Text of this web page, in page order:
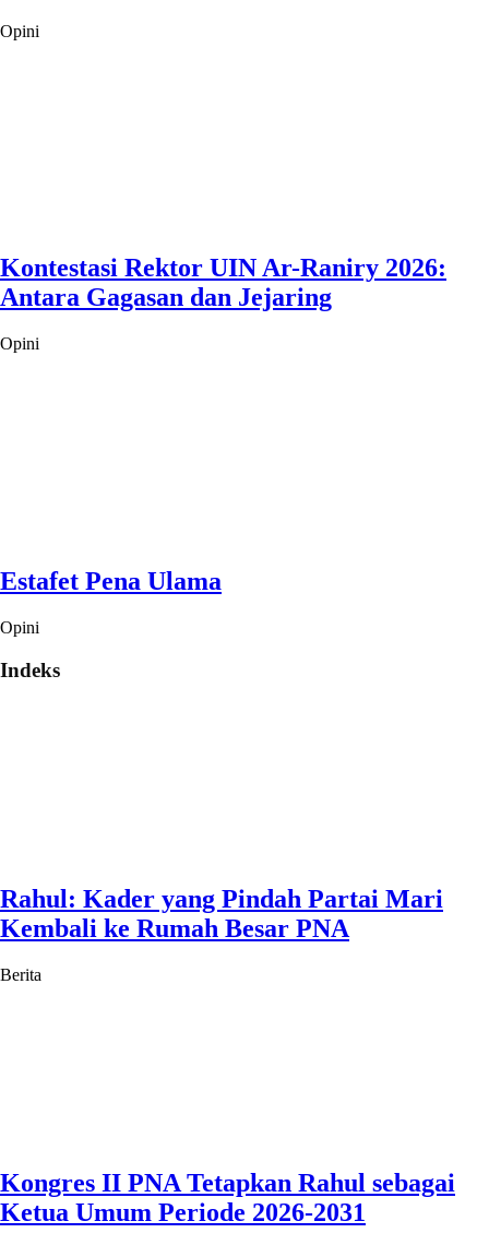
Opini
Kontestasi Rektor UIN Ar-Raniry 2026:
Antara Gagasan dan Jejaring
Opini
Estafet Pena Ulama
Opini
Indeks
Rahul: Kader yang Pindah Partai Mari
Kembali ke Rumah Besar PNA
Berita
Kongres II PNA Tetapkan Rahul sebagai
Ketua Umum Periode 2026-2031